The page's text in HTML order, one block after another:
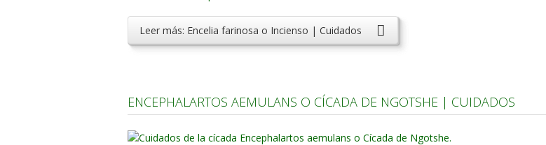
Leer más: Encelia farinosa o Incienso | Cuidados
ENCEPHALARTOS AEMULANS O CÍCADA DE NGOTSHE | CUIDADOS